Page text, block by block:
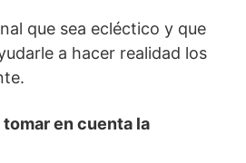
que sea ecléctico y que
a hacer realidad los
en cuenta la